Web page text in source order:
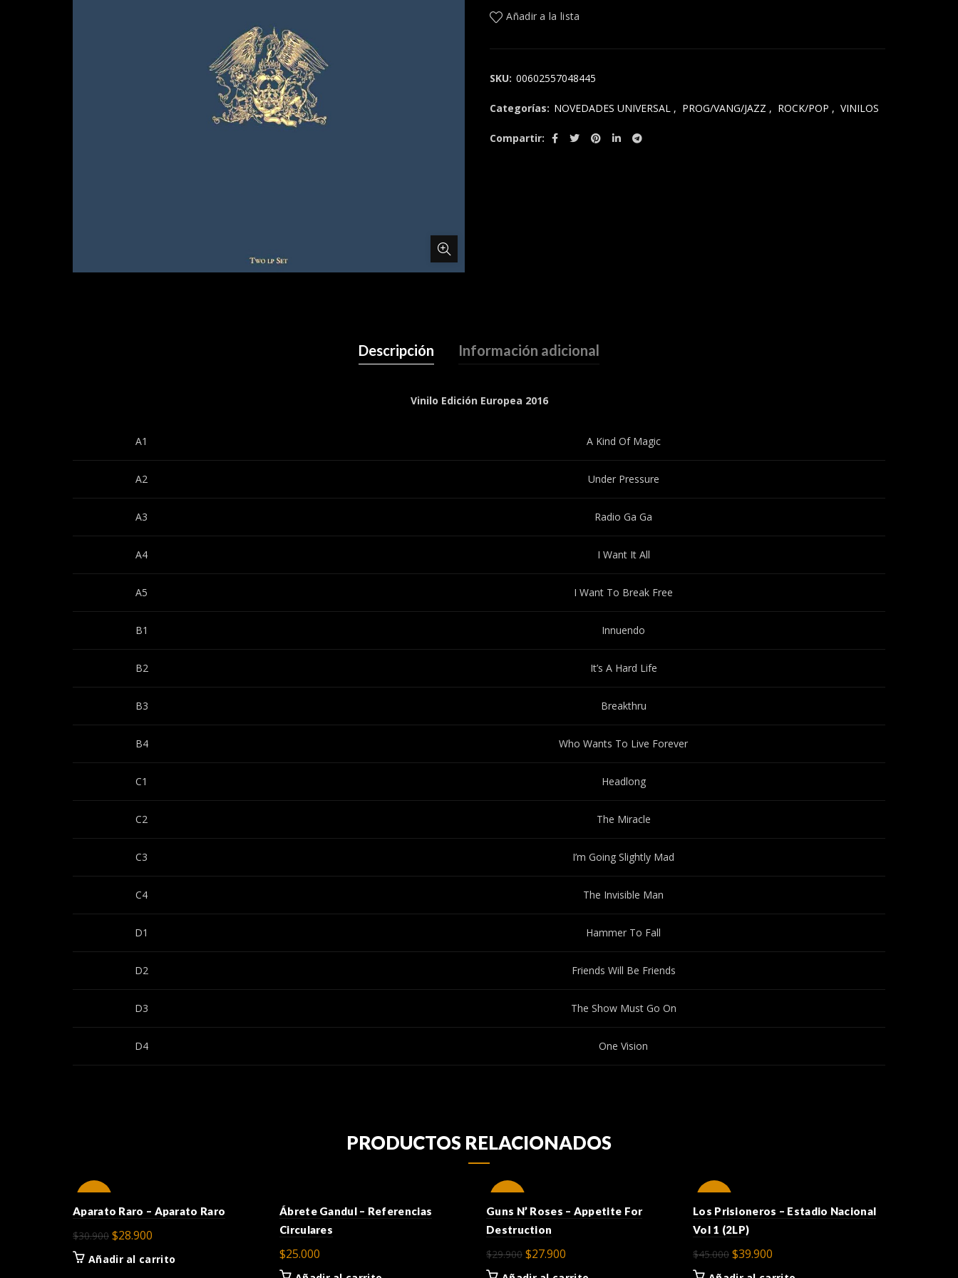
Añadir a la lista
SKU: 00602557048445
Categorías: NOVEDADES UNIVERSAL , PROG/VANG/JAZZ , ROCK/POP , VINILOS
Compartir
Descripción Información adicional
Vinilo Edición Europea 2016
A1 A Kind Of Magic
A2 Under Pressure
A3 Radio Ga Ga
A4 I Want It All
A5 I Want To Break Free
B1 Innuendo
B2 It’s A Hard Life
B3 Breakthru
B4 Who Wants To Live Forever
C1 Headlong
C2 The Miracle
C3 I’m Going Slightly Mad
C4 The Invisible Man
D1 Hammer To Fall
D2 Friends Will Be Friends
D3 The Show Must Go On
D4 One Vision
PRODUCTOS RELACIONADOS
Aparato Raro – Aparato Raro
$30.900 El
precio
$28.900
precio
Añadir al carrito
Ábrete Gandul – Referencias
Circulares
$25.000
Guns N’ Roses – Appetite For
Destruction
$29.900 El
precio
$27.900
precio
Los Prisioneros – Estadio Nacional
Vol 1 (2LP)
$45.000 El
precio
$39.900
precio